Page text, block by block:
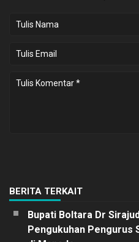
BERITA TERKAIT
Bupati Boltara Dr
Pengukuhan Pengurus